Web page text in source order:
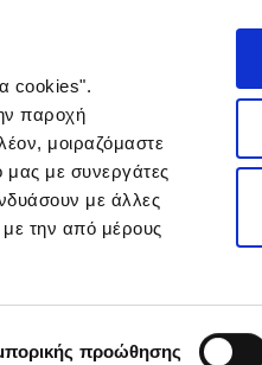
cookies".
παροχή
μοιραζόμαστε
μας με συνεργάτες
με άλλες
με την από μέρους
προώθησης